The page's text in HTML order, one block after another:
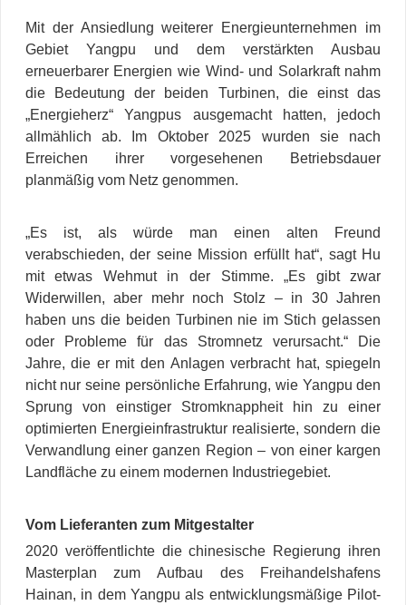
Mit der Ansiedlung weiterer Energieunternehmen im
Gebiet Yangpu und dem verstärkten Ausbau
erneuerbarer Energien wie Wind- und Solarkraft nahm
die Bedeutung der beiden Turbinen, die einst das
„Energieherz“ Yangpus ausgemacht hatten, jedoch
allmählich ab. Im Oktober 2025 wurden sie nach
Erreichen ihrer vorgesehenen Betriebsdauer
planmäßig vom Netz genommen.
„Es ist, als würde man einen alten Freund
verabschieden, der seine Mission erfüllt hat“, sagt Hu
mit etwas Wehmut in der Stimme. „Es gibt zwar
Widerwillen, aber mehr noch Stolz – in 30 Jahren
haben uns die beiden Turbinen nie im Stich gelassen
oder Probleme für das Stromnetz verursacht.“ Die
Jahre, die er mit den Anlagen verbracht hat, spiegeln
nicht nur seine persönliche Erfahrung, wie Yangpu den
Sprung von einstiger Stromknappheit hin zu einer
optimierten Energieinfrastruktur realisierte, sondern die
Verwandlung einer ganzen Region – von einer kargen
Landfläche zu einem modernen Industriegebiet.
Vom Lieferanten zum Mitgestalter
2020 veröffentlichte die chinesische Regierung ihren
Masterplan zum Aufbau des Freihandelshafens
Hainan, in dem Yangpu als entwicklungsmäßige Pilot-